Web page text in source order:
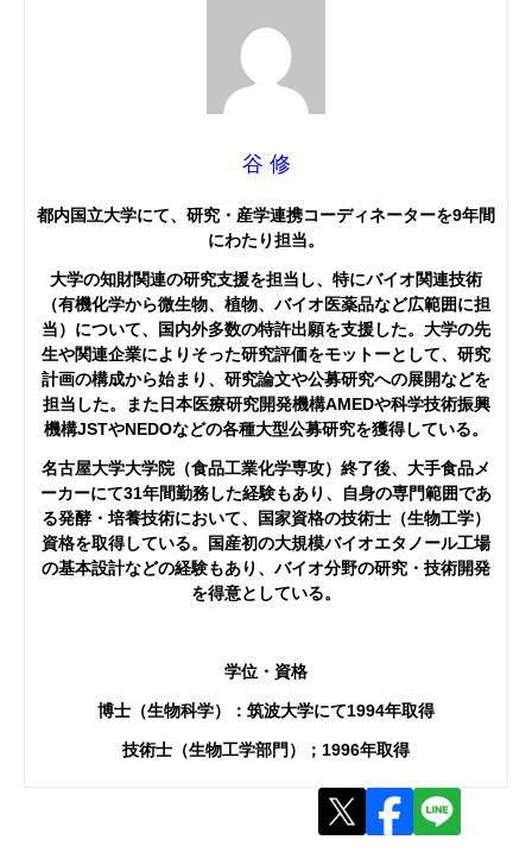
谷 修
都内国立大学にて、研究・産学連携コーディネーターを9年間
にわたり担当。
大学の知財関連の研究支援を担当し、特にバイオ関連技術
（有機化学から微生物、植物、バイオ医薬品など広範囲に担
当）について、国内外多数の特許出願を支援した。大学の先
生や関連企業によりそった研究評価をモットーとして、研究
計画の構成から始まり、研究論文や公募研究への展開などを
担当した。また日本医療研究開発機構AMEDや科学技術振興
機構JSTやNEDOなどの各種大型公募研究を獲得している。
名古屋大学大学院（食品工業化学専攻）終了後、大手食品メ
ーカーにて31年間勤務した経験もあり、自身の専門範囲であ
る発酵・培養技術において、国家資格の技術士（生物工学）
資格を取得している。国産初の大規模バイオエタノール工場
の基本設計などの経験もあり、バイオ分野の研究・技術開発
を得意としている。
学位・資格
博士（生物科学）：筑波大学にて1994年取得
技術士（生物工学部門）；1996年取得